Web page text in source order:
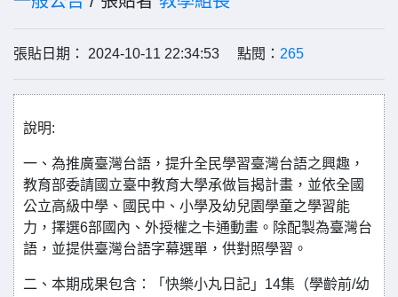
張貼日期： 2024-10-11 22:34:53 點閱： 265
說明:
一、為推廣臺灣台語，提升全民學習臺灣台語之興趣，
教育部委請國立臺中教育大學承做旨揭計畫，並依全國
公立高級中學、國民中、小學及幼兒園學童之學習能
力，擇選6部國內、外授權之卡通動畫。除配製為臺灣台
語，並提供臺灣台語字幕選單，供對照學習。
二、本期成果包含：「快樂小丸日記」14集（學齡前/幼